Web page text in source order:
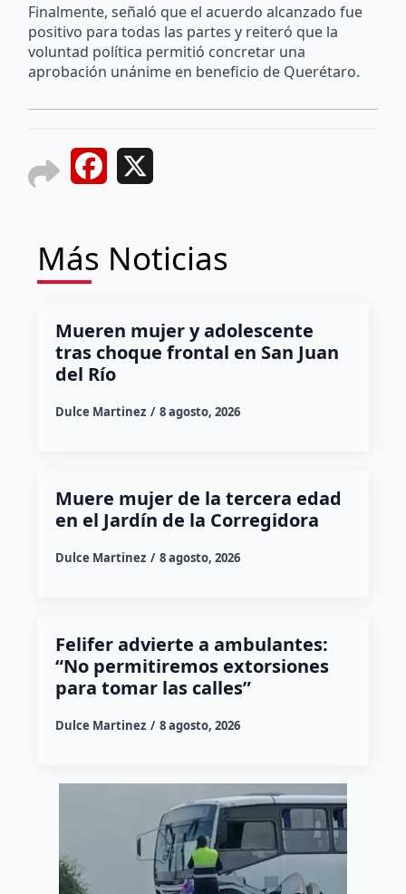
Finalmente, señaló que el acuerdo alcanzado fue
positivo para todas las partes y reiteró que la
voluntad política permitió concretar una
aprobación unánime en beneficio de Querétaro.
Facebook
Más Noticias
Mueren mujer y adolescente
tras choque frontal en San Juan
del Río
Dulce Martinez 8 agosto, 2026
Muere mujer de la tercera edad
en el Jardín de la Corregidora
Dulce Martinez 8 agosto, 2026
Felifer advierte a ambulantes:
“No permitiremos extorsiones
para tomar las calles”
Dulce Martinez 8 agosto, 2026